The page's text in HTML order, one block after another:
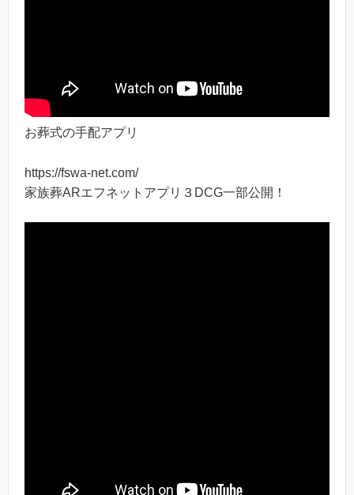
お葬式の手配アプリ
https://fswa-net.com/
家族葬ARエフネットアプリ３DCG一部公開！